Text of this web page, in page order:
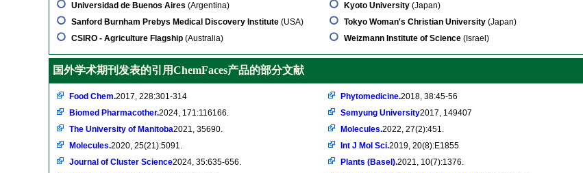
Universidad de Buenos Aires (Argentina)
Sanford Burnham Prebys Medical Discovery Institute (USA)
CSIRO - Agriculture Flagship (Australia)
Kyoto University (Japan)
Tokyo Woman's Christian University (Japan)
Weizmann Institute of Science (Israel)
国外学术期刊发表的引用ChemFaces产品的部分文献
Food Chem.2017, 228:301-314
Biomed Pharmacother.2024, 171:116166.
The University of Manitoba2021, 35690.
Molecules.2020, 25(21):5091.
Journal of Cluster Science2024, 35:635-656.
Phytomedicine.2018, 38:45-56
Semyung University2017, 149407
Molecules.2022, 27(2):451.
Int J Mol Sci.2019, 20(8):E1855
Plants (Basel).2021, 10(7):1376.